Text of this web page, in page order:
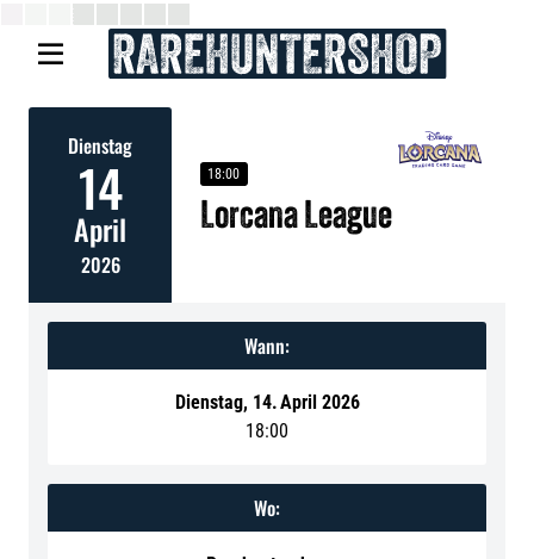

Dienstag
14
April
2026
18:00
Lorcana League
Wann:
Dienstag, 14.April 2026
18:00
Wo: